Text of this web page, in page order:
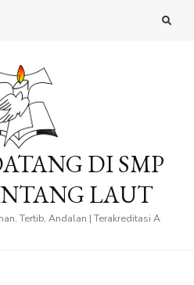
DI SMP
LAUT
Tertib, Andalan | Terakreditasi A